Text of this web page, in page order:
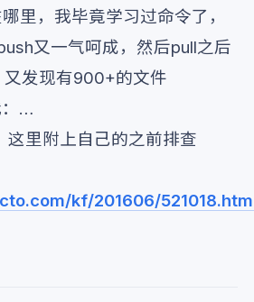
里，我毕竟学习过命令了，
又一气呵成，然后pull之后
发现有900+的文件
：…
里附上自己的之前排查
kf/201606/